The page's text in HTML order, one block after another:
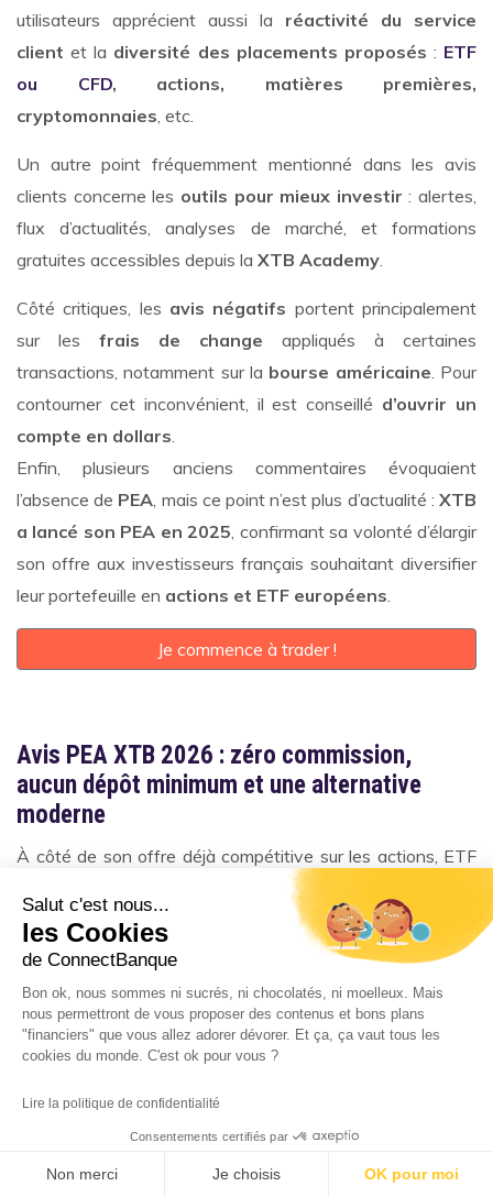
utilisateurs apprécient aussi la réactivité du service
client et la diversité des placements proposés : ETF
ou CFD, actions, matières premières,
cryptomonnaies , etc.
Un autre point fréquemment mentionné dans les avis
clients concerne les outils pour mieux investir : alertes,
flux d’actualités, analyses de marché, et formations
gratuites accessibles depuis la XTB Academy
Côté critiques, les avis négatifs portent principalement
sur les frais de change appliqués à certaines
transactions, notamment sur la bourse américaine . Pour
contourner cet inconvénient, il est conseillé d’ouvrir un
compte en dollars
Enfin, plusieurs anciens commentaires évoquaient
l’absence de PEA , mais ce point n’est plus d’actualité :XTB
a lancé son PEA en 2025 , confirmant sa volonté d’élargir
son offre aux investisseurs français souhaitant diversifier
leur portefeuille en actions et ETF européens
Je commence à trader !
Avis PEA XTB 2026 : zéro commission,
aucun dépôt minimum et une alternative
moderne
À côté de son offre déjà compétitive sur les actions, ETF
franchit un cap en proposant
désormais un Plan d’Épargne en Actions (PEA). Lancé
en avril 2025 etpensé pour l’investisseur français qui
souhaite combiner fiscalité avantageuse et zéro
commissionsur les actions européennes et accessibilité
sans dépôt minimum. Voici tout ce qu’il faut savoir.
XTB propose désormais un Plan d'Épargne en Actions
(PEA), offrant aux investisseurs français une solution
Salut c'est nous...
les Cookies
de ConnectBanque
Bon ok, nous sommes ni sucrés, ni chocolatés, ni moelleux. Mais
nous permettront de vous proposer des contenus et bons plans
"financiers" que vous allez adorer dévorer. Et ça, ça vaut tous les
cookies du monde. C'est ok pour vous ?
Lire la politique de confidentialité
Consentements certifiés par
Non merci Je choisis OK pour moi